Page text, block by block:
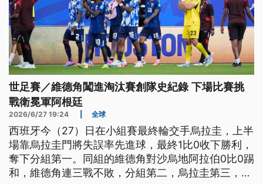
世足賽／維德角闖進淘汰賽創隊史紀錄 下場比賽挑
戰衛冕軍阿根廷
2026/6/27 19:24 全球
西班牙今（27）日在小組賽最終輪交手烏拉圭，上半
場靠烏拉圭門將失誤率先進球，最終1比0收下勝利，
奪下分組第一。同組的維德角對沙烏地阿拉伯0比0踢
和，維德角連三戰不敗，分組第二，烏拉圭第三，只